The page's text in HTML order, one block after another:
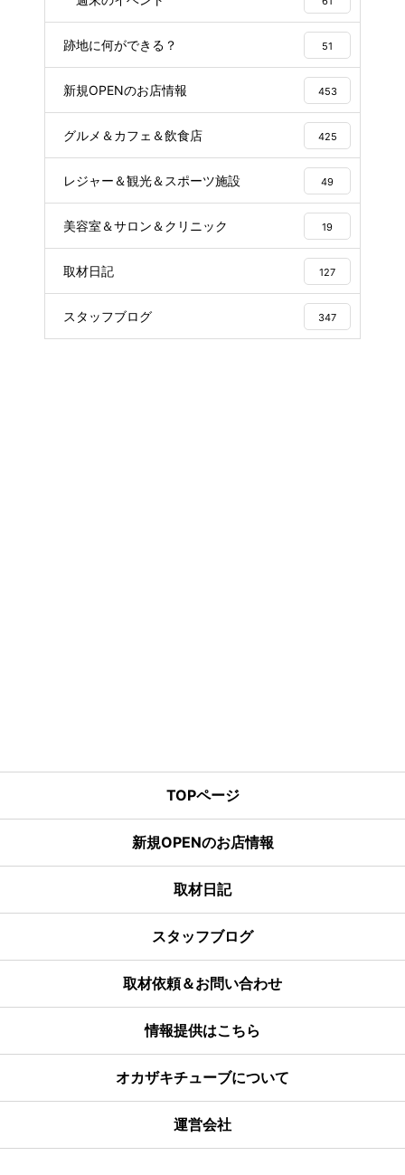
跡地に何ができる？ 51
新規OPENのお店情報 453
グルメ＆カフェ＆飲食店 425
レジャー＆観光＆スポーツ施設 49
美容室＆サロン＆クリニック 19
取材日記 127
スタッフブログ 347
TOPページ
新規OPENのお店情報
取材日記
スタッフブログ
取材依頼＆お問い合わせ
情報提供はこちら
オカザキチューブについて
運営会社